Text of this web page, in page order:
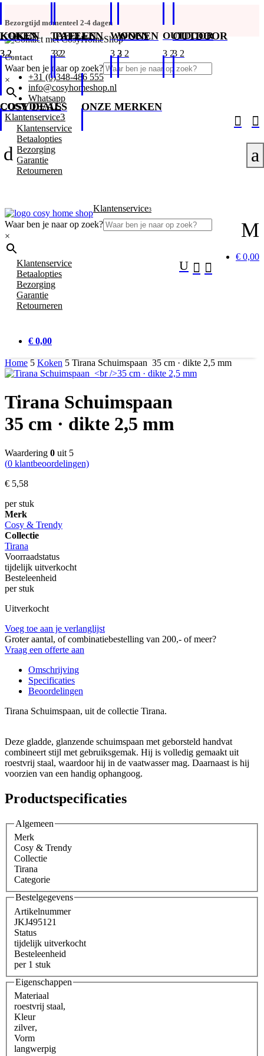
Bezorgtijd momenteel 2-4 dagen
Contact
+31 (0)348-486 555
info@cosyhomeshop.nl
Whatsapp
Waar ben je naar op zoek?
×


Klantenservice3
Klantenservice
Betaalopties
Bezorging
Garantie
Retourneren
KOKEN TAFELEN WONEN OUTDOOR
COSY DEALS
d
Waar ben je naar op zoek?
×
M
€ 0,00


U
Klantenservice3
Klantenservice
Betaalopties
Bezorging
Garantie
Retourneren
KOKEN TAFELEN WONEN OUTDOOR
COSY DEALS ONZE MERKEN
a
€ 0,00
Home 5 Koken 5 Tirana Schuimspaan 35 cm · dikte 2,5 mm
Tirana Schuimspaan
35 cm · dikte 2,5 mm
Waardering 0 uit 5
(0 klantbeoordelingen)
€ 5,58
per stuk
Merk
Cosy & Trendy
Collectie
Tirana
Voorraadstatus
tijdelijk uitverkocht
Besteleenheid
per stuk
Uitverkocht
Voeg toe aan je verlanglijst
Groter aantal, of combinatiebestelling van 200,- of meer?
Vraag een offerte aan
Omschrijving
Specificaties
Beoordelingen
Tirana Schuimspaan, uit de collectie Tirana.
Deze gladde, glanzende schuimspaan met geborsteld handvat
combineert stijl met gebruiksgemak. Hij is volledig gemaakt uit
roestvrij staal, waardoor hij in de vaatwasser mag. Daarnaast is hij
voorzien van een handig ophangoog.
Productspecificaties
Algemeen
Merk
Cosy & Trendy
Collectie
Tirana
Categorie
Bestelgegevens
Artikelnummer
JKJ495121
Status
tijdelijk uitverkocht
Besteleenheid
per 1 stuk
Eigenschappen
Materiaal
roestvrij staal,
Kleur
zilver,
Vorm
langwerpig